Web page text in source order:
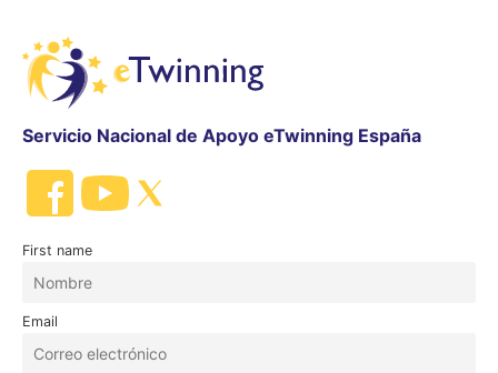
Servicio Nacional de Apoyo eTwinning España
First name
Email